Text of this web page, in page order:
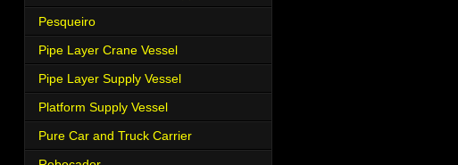
Pesqueiro
Pipe Layer Crane Vessel
Pipe Layer Supply Vessel
Platform Supply Vessel
Pure Car and Truck Carrier